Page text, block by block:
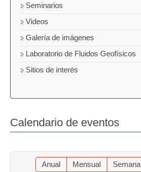
Seminarios
Videos
Galería de imágenes
Laboratorio de Fluidos Geofísicos
Sitios de interés
Calendario de eventos
Anual Mensual Semanal